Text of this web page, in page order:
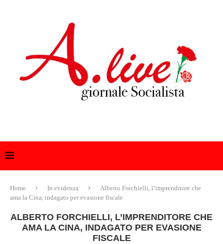
Home In evidenza
Alberto Forchielli, l’imprenditore che
ama la Cina, indagato per evasione fiscale
ALBERTO FORCHIELLI, L’IMPRENDITORE CHE
AMA LA CINA, INDAGATO PER EVASIONE
FISCALE